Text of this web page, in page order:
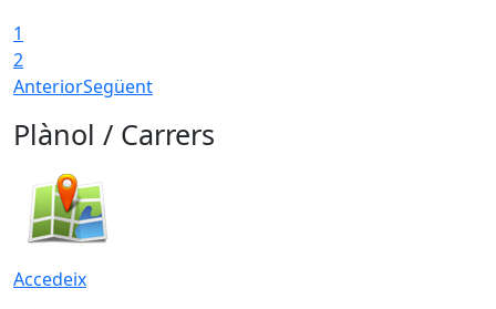
1
2
AnteriorSegüent
Plànol / Carrers
Accedeix